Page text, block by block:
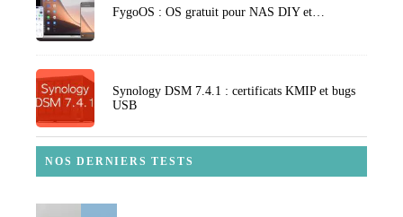
FygoOS : OS gratuit pour NAS DIY et…
Synology DSM 7.4.1 : certificats KMIP et bugs
USB
NOS DERNIERS TESTS